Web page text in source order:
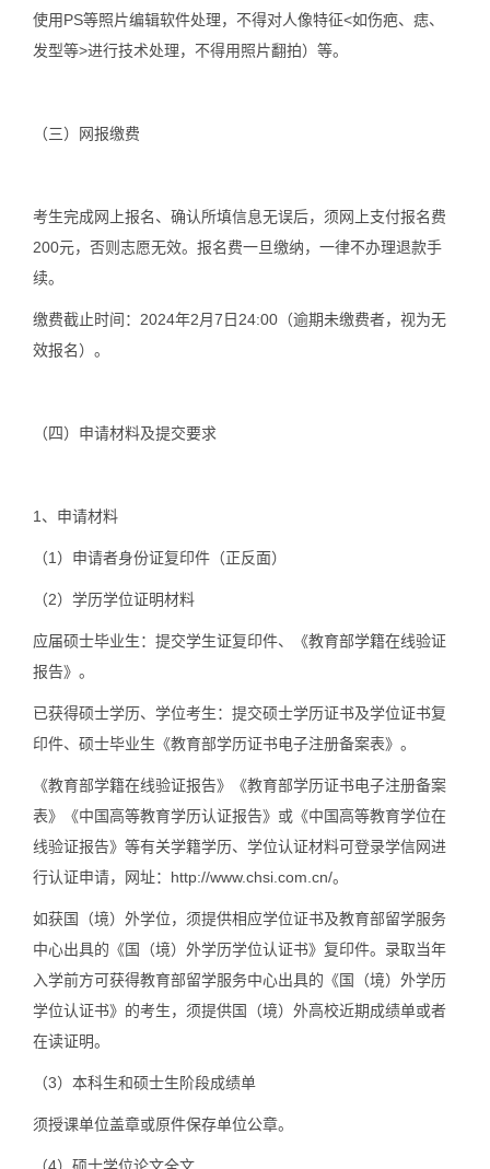
使用PS等照片编辑软件处理，不得对人像特征<如伤疤、痣、
发型等>进行技术处理，不得用照片翻拍）等。
（三） 网报缴费
考生完成网上报名、确认所填信息无误后，须网上支付报名费
200元，否则志愿无效。报名费一旦缴纳，一律不办理退款手
续。
缴费截止时间：2024年2月7日24:00（逾期未缴费者，视为无
效报名）。
（四） 申请材料及提交要求
1、申请材料
（1）申请者身份证复印件（正反面）
（2）学历学位证明材料
应届硕士毕业生：提交学生证复印件、《教育部学籍在线验证
报告》。
已获得硕士学历、学位考生：提交硕士学历证书及学位证书复
印件、硕士毕业生《教育部学历证书电子注册备案表》。
《教育部学籍在线验证报告》《教育部学历证书电子注册备案
表》《中国高等教育学历认证报告》或《中国高等教育学位在
线验证报告》等有关学籍学历、学位认证材料可登录学信网进
行认证申请，网址：http://www.chsi.com.cn/。
如获国（境）外学位，须提供相应学位证书及教育部留学服务
中心出具的《国（境）外学历学位认证书》复印件。录取当年
入学前方可获得教育部留学服务中心出具的《国（境）外学历
学位认证书》的考生，须提供国（境）外高校近期成绩单或者
在读证明。
（3）本科生和硕士生阶段成绩单
须授课单位盖章或原件保存单位公章。